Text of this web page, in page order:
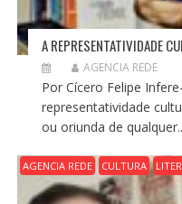
A REPRESENTATIVIDADE
AGENCIA REDE
Por Cícero Felipe
representatividade
ou oriunda de
AGENCIA REDE CULTURA